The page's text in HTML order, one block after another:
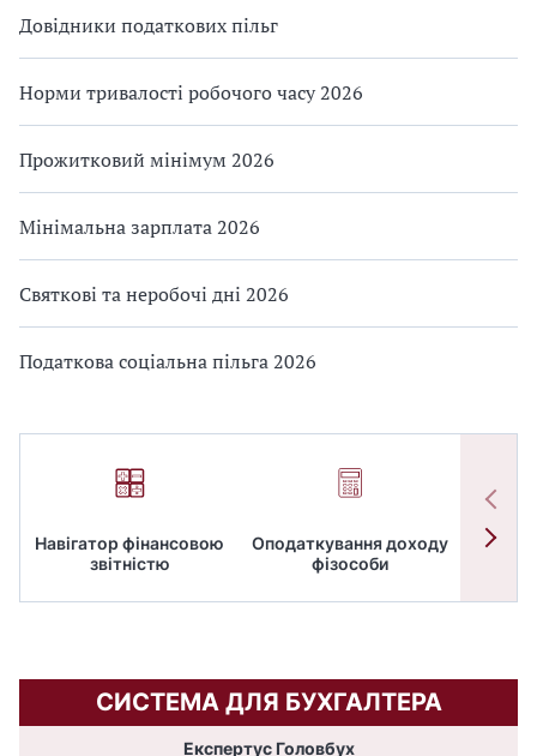
Довідники податкових пільг
Норми тривалості робочого часу 2026
Прожитковий мінімум 2026
Мінімальна зарплата 2026
Святкові та неробочі дні 2026
Податкова соціальна пільга 2026
Навігатор фінансовою
звітністю
Оподаткування доходу
фізособи
СИСТЕМА ДЛЯ БУХГАЛТЕРА
Експертус Головбух